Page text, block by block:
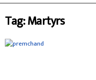
Tag: Martyrs